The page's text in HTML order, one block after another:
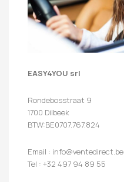
EASY4YOU srl
Rondebosstraat 9
1700 Dilbeek
BTW:BE0707.767.824
Email : info@ventedirect.be
Tel : +32 497 94 89 55